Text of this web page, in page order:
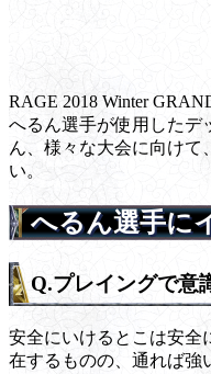
RAGE 2018 Winter
へるん選手が使用したデ
ん、様々な大会に向けて
い。
へるん選手に
Q.プレイングで意
安全にいけるとこは安全
在するものの、通れば強